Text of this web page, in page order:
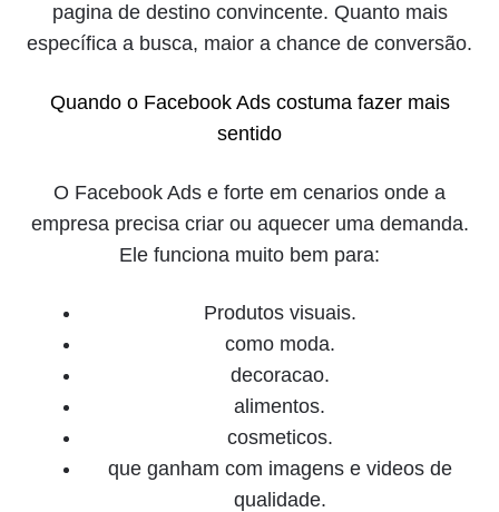
pagina de destino convincente. Quanto mais
específica a busca, maior a chance de conversão.
Quando o Facebook Ads costuma fazer mais
sentido
O Facebook Ads e forte em cenarios onde a
empresa precisa criar ou aquecer uma demanda.
Ele funciona muito bem para:
Produtos visuais.
como moda.
decoracao.
alimentos.
cosmeticos.
que ganham com imagens e videos de
qualidade.